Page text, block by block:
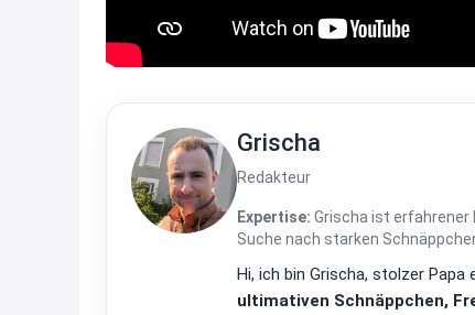
Grischa
Redakteur
Expertise: Grischa ist erfahrener
Suche nach starken
Hi, ich bin Grischa, stolzer
ultimativen Schnäppchen,